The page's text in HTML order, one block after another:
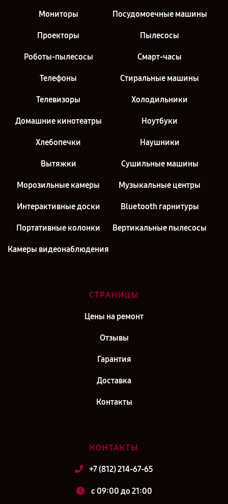
Мониторы Посудомоечные машины
Проекторы Пылесосы
Роботы-пылесосы Смарт-часы
Телефоны Стиральные машины
Телевизоры Холодильники
Домашние кинотеатры Ноутбуки
Хлебопечки Наушники
Вытяжки Сушильные машины
Морозильные камеры Музыкальные центры
Интерактивные доски Bluetooth гарнитуры
Портативные колонки Вертикальные пылесосы
Камеры видеонаблюдения
СТРАНИЦЫ
Цены на ремонт
Отзывы
Гарантия
Доставка
Контакты
КОНТАКТЫ
+7 (812) 214-67-65
c 09:00 до 21:00